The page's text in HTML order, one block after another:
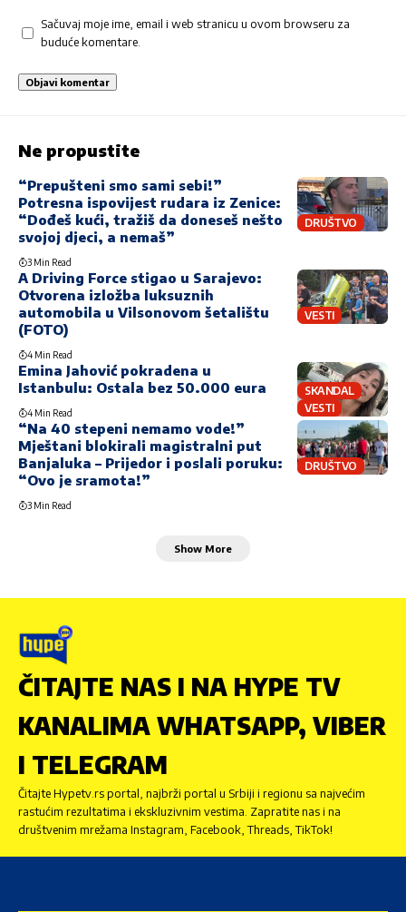
Sačuvaj moje ime, email i web stranicu u ovom browseru za
buduće komentare.
Ne propustite
DRUŠTVO
“Prepušteni smo sami sebi!”
Potresna ispovijest rudara iz Zenice:
“Dođeš kući, tražiš da doneseš nešto
svojoj djeci, a nemaš”
3 Min Read
VESTI
A Driving Force stigao u Sarajevo:
Otvorena izložba luksuznih
automobila u Vilsonovom šetalištu
(FOTO)
4 Min Read
SKANDAL
VESTI
Emina Jahović pokradena u
Istanbulu: Ostala bez 50.000 eura
4 Min Read
DRUŠTVO
“Na 40 stepeni nemamo vode!”
Mještani blokirali magistralni put
Banjaluka – Prijedor i poslali poruku:
“Ovo je sramota!”
3 Min Read
Show More
ČITAJTE NAS I NA HYPE TV
KANALIMA WHATSAPP, VIBER
I TELEGRAM
Čitajte Hypetv.rs portal, najbrži portal u Srbiji i regionu sa najvećim
rastućim rezultatima i ekskluzivnim vestima. Zapratite nas i na
društvenim mrežama Instagram, Facebook, Threads, TikTok!